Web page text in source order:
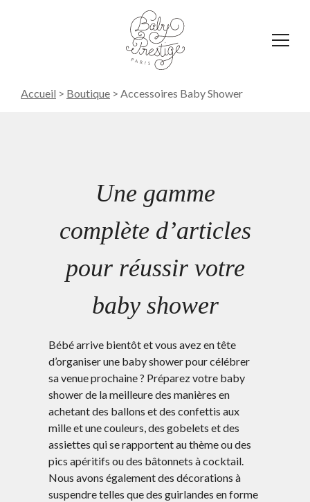
Accueil > Boutique > Accessoires Baby Shower
Une gamme
complète d’articles
pour réussir votre
baby shower
Bébé arrive bientôt et vous avez en tête
d’organiser une baby shower pour célébrer
sa venue prochaine ? Préparez votre baby
shower de la meilleure des manières en
achetant des ballons et des confettis aux
mille et une couleurs, des gobelets et des
assiettes qui se rapportent au thème ou des
pics apéritifs ou des bâtonnets à cocktail.
Nous avons également des décorations à
suspendre telles que des guirlandes en forme